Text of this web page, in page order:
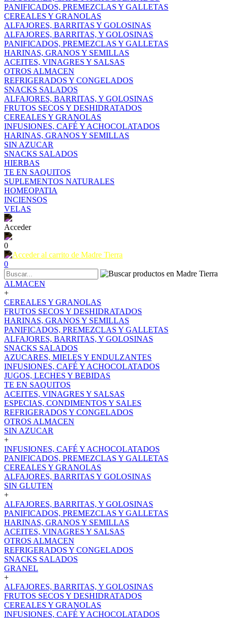
PANIFICADOS, PREMEZCLAS Y GALLETAS
CEREALES Y GRANOLAS
ALFAJORES, BARRITAS Y GOLOSINAS
ALFAJORES, BARRITAS, Y GOLOSINAS
PANIFICADOS, PREMEZCLAS Y GALLETAS
HARINAS, GRANOS Y SEMILLAS
ACEITES, VINAGRES Y SALSAS
OTROS ALMACEN
REFRIGERADOS Y CONGELADOS
SNACKS SALADOS
ALFAJORES, BARRITAS, Y GOLOSINAS
FRUTOS SECOS Y DESHIDRATADOS
CEREALES Y GRANOLAS
INFUSIONES, CAFÉ Y ACHOCOLATADOS
HARINAS, GRANOS Y SEMILLAS
SIN AZUCAR
SNACKS SALADOS
HIERBAS
TE EN SAQUITOS
SUPLEMENTOS NATURALES
HOMEOPATIA
INCIENSOS
VELAS
Acceder
0
0
ALMACEN
+
CEREALES Y GRANOLAS
FRUTOS SECOS Y DESHIDRATADOS
HARINAS, GRANOS Y SEMILLAS
PANIFICADOS, PREMEZCLAS Y GALLETAS
ALFAJORES, BARRITAS, Y GOLOSINAS
SNACKS SALADOS
AZUCARES, MIELES Y ENDULZANTES
INFUSIONES, CAFÉ Y ACHOCOLATADOS
JUGOS, LECHES Y BEBIDAS
TE EN SAQUITOS
ACEITES, VINAGRES Y SALSAS
ESPECIAS, CONDIMENTOS Y SALES
REFRIGERADOS Y CONGELADOS
OTROS ALMACEN
SIN AZUCAR
+
INFUSIONES, CAFÉ Y ACHOCOLATADOS
PANIFICADOS, PREMEZCLAS Y GALLETAS
CEREALES Y GRANOLAS
ALFAJORES, BARRITAS Y GOLOSINAS
SIN GLUTEN
+
ALFAJORES, BARRITAS, Y GOLOSINAS
PANIFICADOS, PREMEZCLAS Y GALLETAS
HARINAS, GRANOS Y SEMILLAS
ACEITES, VINAGRES Y SALSAS
OTROS ALMACEN
REFRIGERADOS Y CONGELADOS
SNACKS SALADOS
GRANEL
+
ALFAJORES, BARRITAS, Y GOLOSINAS
FRUTOS SECOS Y DESHIDRATADOS
CEREALES Y GRANOLAS
INFUSIONES, CAFÉ Y ACHOCOLATADOS